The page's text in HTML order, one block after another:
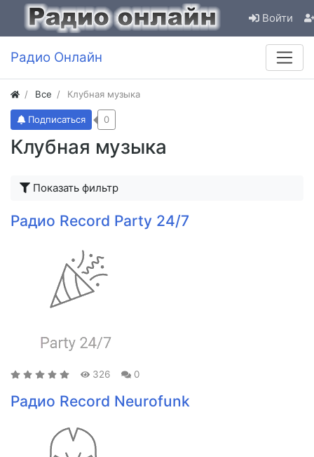
Войти
Радио Онлайн
Все Клубная музыка
Клубная музыка
Подписаться 0
Показать фильтр
Радио Record Party 24/7
326 0
Радио Record Neurofunk